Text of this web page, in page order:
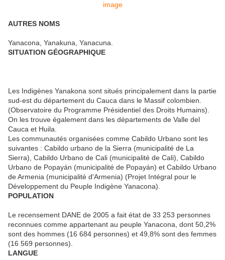
image
AUTRES NOMS
Yanacona, Yanakuna, Yanacuna.
SITUATION GÉOGRAPHIQUE
Les Indigènes Yanakona sont situés principalement dans la partie
sud-est du département du Cauca dans le Massif colombien.
(Observatoire du Programme Présidentiel des Droits Humains).
On les trouve également dans les départements de Valle del
Cauca et Huila.
Les communautés organisées comme Cabildo Urbano sont les
suivantes : Cabildo urbano de la Sierra (municipalité de La
Sierra), Cabildo Urbano de Cali (municipalité de Cali), Cabildo
Urbano de Popayán (municipalité de Popayán) et Cabildo Urbano
de Armenia (municipalité d'Armenia) (Projet Intégral pour le
Développement du Peuple Indigène Yanacona).
POPULATION
Le recensement DANE de 2005 a fait état de 33 253 personnes
reconnues comme appartenant au peuple Yanacona, dont 50,2%
sont des hommes (16 684 personnes) et 49,8% sont des femmes
(16 569 personnes).
LANGUE